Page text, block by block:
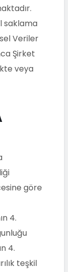
saklama
Veriler
Şirket
veya
göre
4.
4.
teşkil